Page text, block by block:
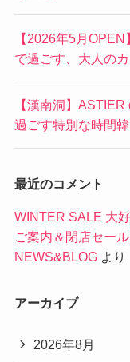
【2026年5月
で過ごす、大人の
【漢南洞】
過ごす特別な時間
最近のコメント
WINTER SALE 大
ご案内＆閉店セー
NEWS&BLOGより
アーカイブ
2026年8月